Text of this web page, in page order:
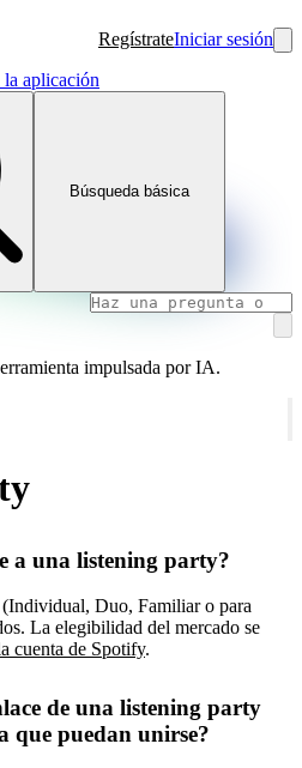
RegístrateIniciar sesión
la aplicación
Búsqueda básica
impulsada por IA.
a una listening party?
Duo, Familiar o para
La elegibilidad del mercado se
cuenta de Spotify.
de una listening party
que puedan unirse?